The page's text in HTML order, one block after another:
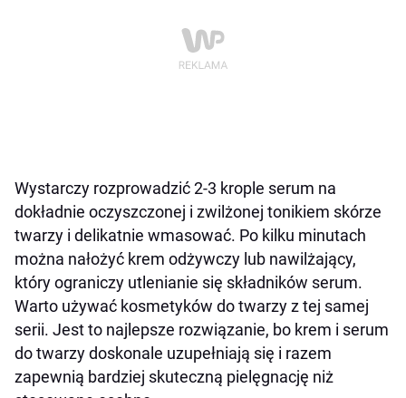
Wystarczy rozprowadzić 2-3 krople serum na
dokładnie oczyszczonej i zwilżonej tonikiem skórze
twarzy i delikatnie wmasować. Po kilku minutach
można nałożyć krem odżywczy lub nawilżający,
który ograniczy utlenianie się składników serum.
Warto używać kosmetyków do twarzy z tej samej
serii. Jest to najlepsze rozwiązanie, bo krem i serum
do twarzy doskonale uzupełniają się i razem
zapewnią bardziej skuteczną pielęgnację niż